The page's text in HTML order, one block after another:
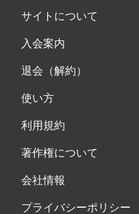
サイトについて
入会案内
退会（解約）
使い方
利用規約
著作権について
会社情報
プライバシーポリシー